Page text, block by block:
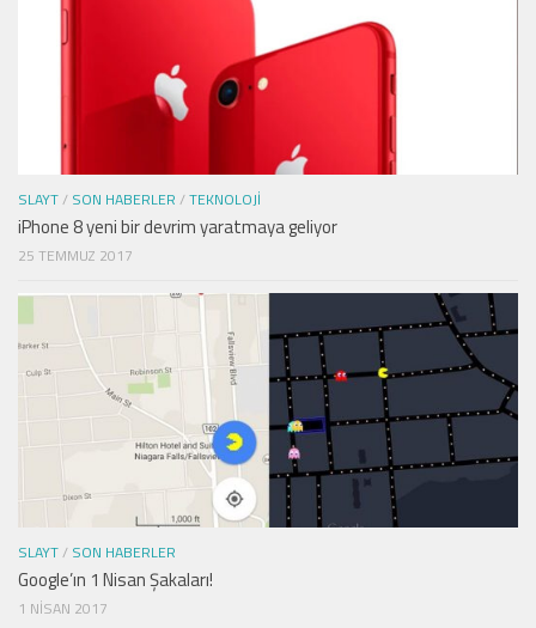
SLAYT/ SON HABERLER /TEKNOLOJI
iPhone 8 yeni bir devrim yaratmaya geliyor
25 TEMMUZ 2017
SLAYT/ SON HABERLER
Google’ın 1 Nisan Şakaları!
1 NISAN 2017